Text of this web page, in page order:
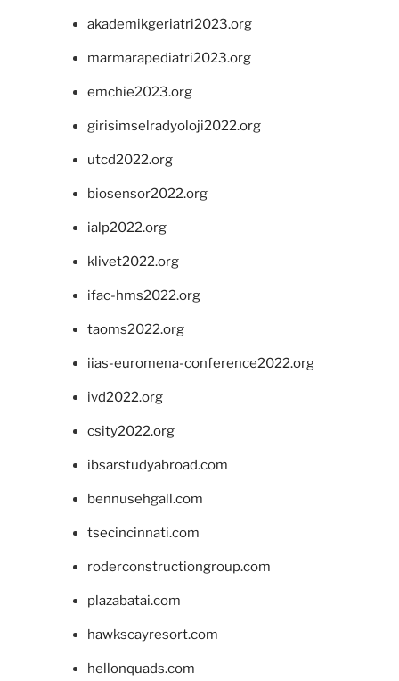
akademikgeriatri2023.org
marmarapediatri2023.org
emchie2023.org
girisimselradyoloji2022.org
utcd2022.org
biosensor2022.org
ialp2022.org
klivet2022.org
ifac-hms2022.org
taoms2022.org
iias-euromena-conference2022.org
ivd2022.org
csity2022.org
ibsarstudyabroad.com
bennusehgall.com
tsecincinnati.com
roderconstructiongroup.com
plazabatai.com
hawkscayresort.com
hellonquads.com